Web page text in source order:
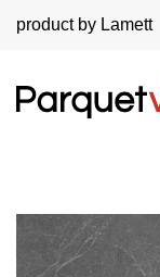
product by Lamett